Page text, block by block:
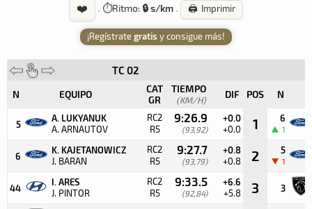
❤️ · ⏱️Ritmo: 🔒 s/km · 🖨️ Imprimir
¡Regístrategratis y consigue más!
TC 02
N EQUIPO
CAT
GR
TIEMPO
(KM/H) DIF POS N
5
A. LUKYANUK
A. ARNAUTOV
RC2
R5
9:26.9
(93,92)
+0.0
+0.0 1 6
1
6
K. KAJETANOWICZ
J. BARAN
RC2
R5
9:27.7
(93,79)
+0.8
+0.8 2 5
1
44
I. ARES
J. PINTOR
RC2
R5
9:33.5
(92,84)
+6.6
+5.8 3 3